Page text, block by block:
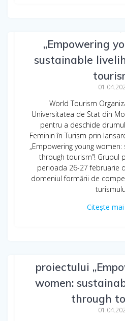
„Empowering
sustainable
World Tourism
Universitatea de Stat din
pentru a deschide
Feminin în Turism prin
„Empowering young
through tourism”! Grupul
perioada 26-27 februarie
domeniul formării de
Citește
proiectului
women:
through